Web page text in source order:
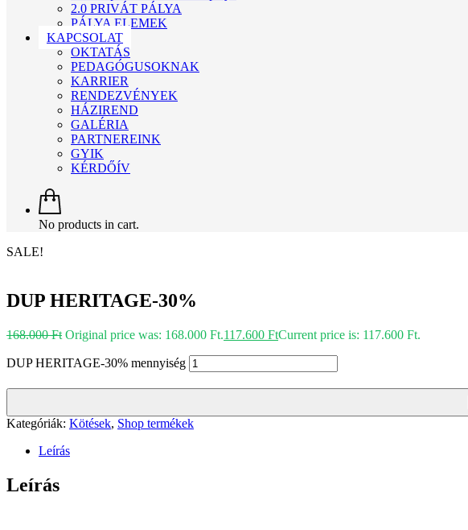
2.0 PRIVÁT PÁLYA
PÁLYA ELEMEK
KAPCSOLAT
OKTATÁS
PEDAGÓGUSOKNAK
KARRIER
RENDEZVÉNYEK
HÁZIREND
GALÉRIA
PARTNEREINK
GYIK
KÉRDŐÍV
No products in cart.
SALE!
DUP HERITAGE-30%
168.000Ft Original price was: 168.000 Ft.117.600 FtCurrent price is: 117.600 Ft.
DUP HERITAGE-30% mennyiség
Kategóriák: Kötések, Shop termékek
Leírás
Leírás